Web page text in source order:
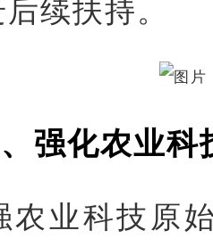
续扶持。
、强化农业
农业科技原